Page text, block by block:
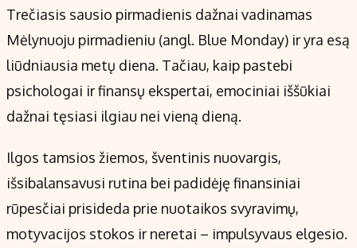
Trečiasis sausio pirmadienis dažnai vadinamas
Mėlynuoju pirmadieniu (angl. Blue Monday) ir yra esą
liūdniausia metų diena. Tačiau, kaip pastebi
psichologai ir finansų ekspertai, emociniai iššūkiai
dažnai tęsiasi ilgiau nei vieną dieną.
Ilgos tamsios žiemos, šventinis nuovargis,
išsibalansavusi rutina bei padidėję finansiniai
rūpesčiai prisideda prie nuotaikos svyravimų,
motyvacijos stokos ir neretai – impulsyvaus elgesio.